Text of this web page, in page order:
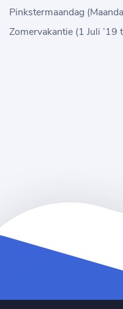
Pinkstermaandag
Zomervakantie (1 Juli